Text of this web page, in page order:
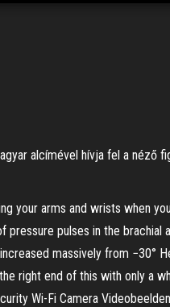
alcímével hívja fel a
your arms and wrists when
pulses in the
massively from −30°
right end of this with only a
Wi-Fi Camera